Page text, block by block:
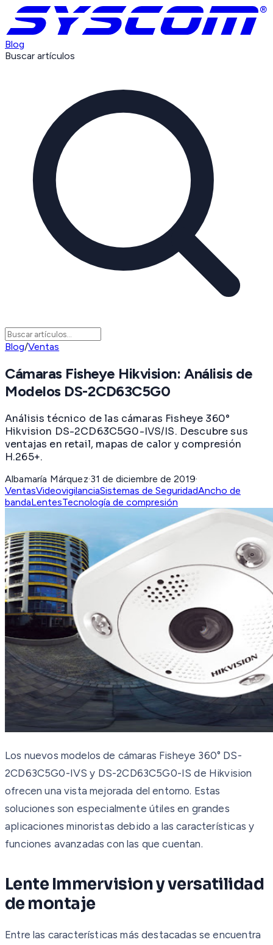
Blog
Buscar artículos
Blog/Ventas
Cámaras Fisheye Hikvision: Análisis de
Modelos DS-2CD63C5G0
Análisis técnico de las cámaras Fisheye 360°
Hikvision DS-2CD63C5G0-IVS/IS. Descubre sus
ventajas en retail, mapas de calor y compresión
H.265+.
Albamaría Márquez·31 de diciembre de 2019·
VentasVideovigilanciaSistemas de SeguridadAncho de
bandaLentesTecnología de compresión
Los nuevos modelos de cámaras Fisheye 360° DS-
2CD63C5G0-IVS y DS-2CD63C5G0-IS de Hikvision
ofrecen una vista mejorada del entorno. Estas
soluciones son especialmente útiles en grandes
aplicaciones minoristas debido a las características y
funciones avanzadas con las que cuentan.
Lente Immervision y versatilidad
de montaje
Entre las características más destacadas se encuentra